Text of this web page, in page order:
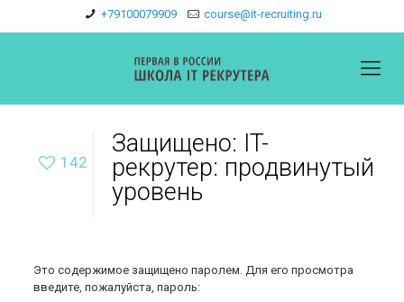
+79100079909 course@it-recruiting.ru
142
Защищено: IT-
рекрутер: продвинутый
уровень
Это содержимое защищено паролем. Для его просмотра
введите, пожалуйста, пароль: